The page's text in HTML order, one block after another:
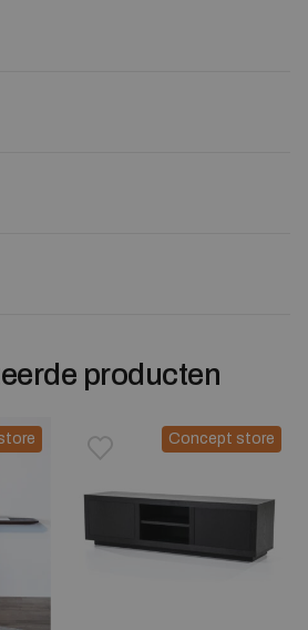
producten
Concept store
Toevoegen aan
Verwijderen van verlanglijst